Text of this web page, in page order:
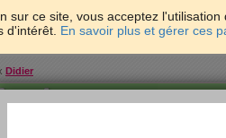
sur ce site, vous acceptez
d'intérêt. En savoir plus et gérer ces
Didier